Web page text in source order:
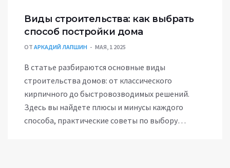
Виды строительства: как выбрать
способ постройки дома
ОТ АРКАДИЙ ЛАПШИН МАЯ, 1 2025
В статье разбираются основные виды
строительства домов: от классического
кирпичного до быстровозводимых решений.
Здесь вы найдете плюсы и минусы каждого
способа, практические советы по выбору